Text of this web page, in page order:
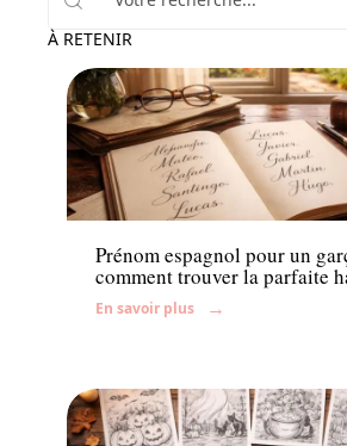
À RETENIR
Enfant
Prénom espagnol pour un
comment trouver la parfaite
En savoir plus